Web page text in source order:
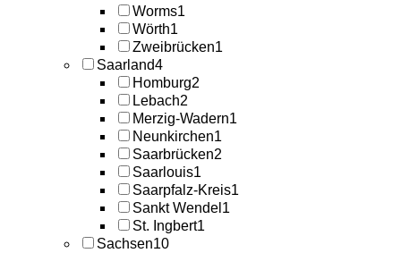
Worms1
Wörth1
Zweibrücken1
Saarland4
Homburg2
Lebach2
Merzig-Wadern1
Neunkirchen1
Saarbrücken2
Saarlouis1
Saarpfalz-Kreis1
Sankt Wendel 1
St. Ingbert1
Sachsen10